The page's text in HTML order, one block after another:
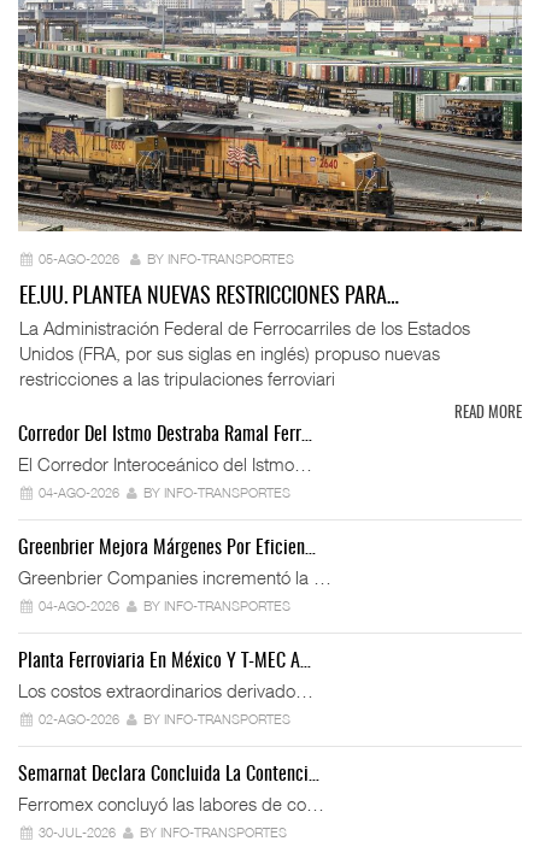
05-AGO-2026 BY INFO-TRANSPORTES
EE.UU. PLANTEA NUEVAS RESTRICCIONES PARA…
La Administración Federal de Ferrocarriles de los Estados
Unidos (FRA, por sus siglas en inglés) propuso nuevas
restricciones a las tripulaciones ferroviari
READ MORE
Corredor Del Istmo Destraba Ramal Ferr…
El Corredor Interoceánico del Istmo…
04-AGO-2026 BY INFO-TRANSPORTES
Greenbrier Mejora Márgenes Por Eficien…
Greenbrier Companies incrementó la …
04-AGO-2026 BY INFO-TRANSPORTES
Planta Ferroviaria En México Y T-MEC A…
Los costos extraordinarios derivado…
02-AGO-2026 BY INFO-TRANSPORTES
Semarnat Declara Concluida La Contenci…
Ferromex concluyó las labores de co…
30-JUL-2026 BY INFO-TRANSPORTES